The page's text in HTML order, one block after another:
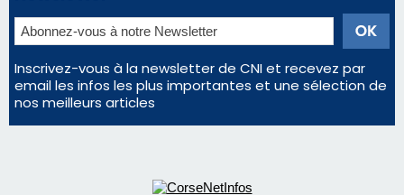
Régie publicitaire
Mentions légales
Nous contacter